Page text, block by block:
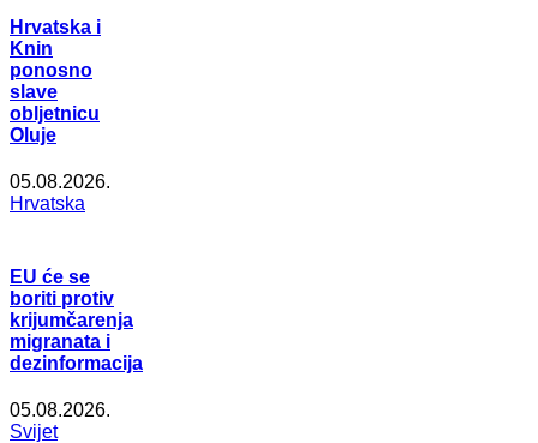
Hrvatska i
Knin
ponosno
slave
obljetnicu
Oluje
05.08.2026.
Hrvatska
EU će se
boriti protiv
krijumčarenja
migranata i
dezinformacija
05.08.2026.
Svijet